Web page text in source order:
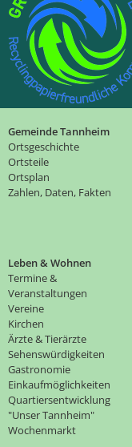
Gemeinde Tannheim
Ortsgeschichte
Ortsteile
Ortsplan
Zahlen, Daten, Fakten
Leben & Wohnen
Termine &
Veranstaltungen
Vereine
Kirchen
Ärzte & Tierärzte
Sehenswürdigkeiten
Gastronomie
Einkaufmöglichkeiten
Quartiersentwicklung
"Unser Tannheim"
Wochenmarkt